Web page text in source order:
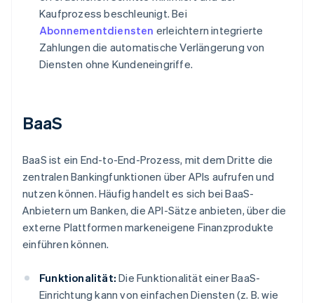
Kaufprozess beschleunigt. Bei
Abonnementdiensten erleichtern integrierte
Zahlungen die automatische Verlängerung von
Diensten ohne Kundeneingriffe.
BaaS
BaaS ist ein End-to-End-Prozess, mit dem Dritte die
zentralen Bankingfunktionen über APIs aufrufen und
nutzen können. Häufig handelt es sich bei BaaS-
Anbietern um Banken, die API-Sätze anbieten, über die
externe Plattformen markeneigene Finanzprodukte
einführen können.
Funktionalität: Die Funktionalität einer BaaS-
Einrichtung kann von einfachen Diensten (z. B. wie